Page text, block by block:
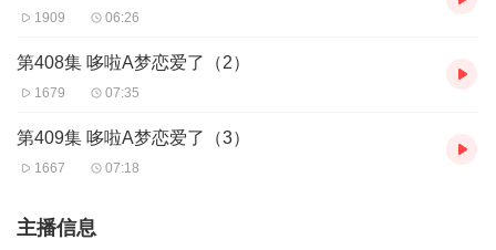
1909 06:26
第408集 哆啦A梦恋爱了（2）
1679 07:35
第409集 哆啦A梦恋爱了（3）
1667 07:18
主播信息